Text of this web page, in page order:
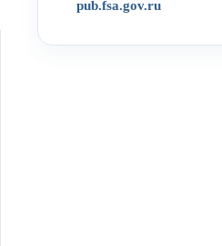
pub.fsa.gov.ru